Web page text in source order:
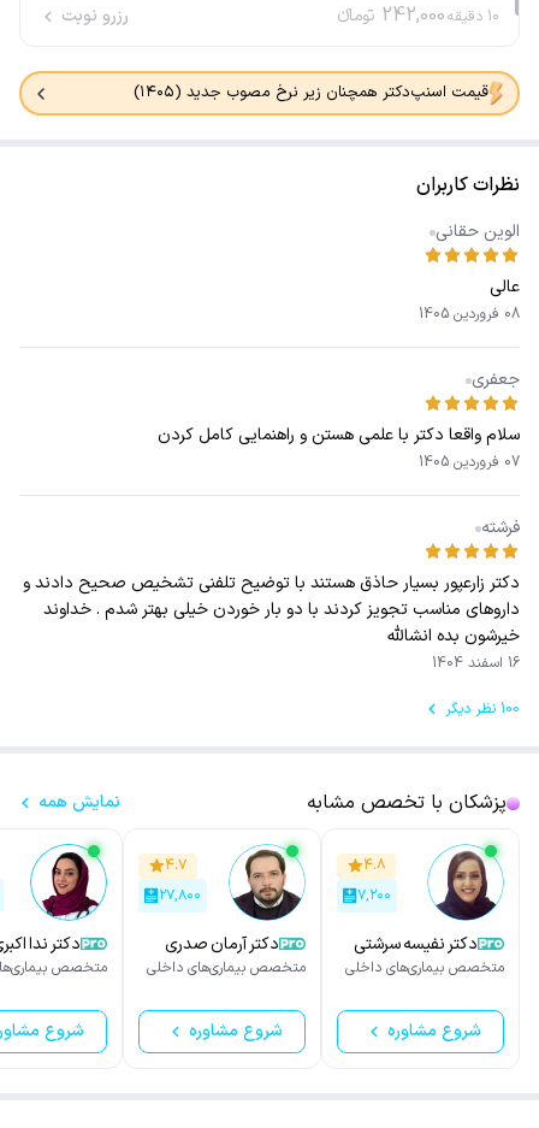
10 دقیقه242,000 تومانء رزرو نوبت
قیمت اسنپ‌دکتر همچنان زیر نرخ مصوب جدید (۱۴۰۵)
نظرات کاربران
الوین حقانی
عالی
08 فروردین 1405
جعفری
سلام واقعا دکتر با علمی هستن و راهنمایی کامل کردن
07 فروردین 1405
فرشته
دکتر زارعپور بسیار حاذق هستند با توضیح تلفنی تشخیص صحیح دادند و
داروهای مناسب تجویز کردند با دو بار خوردن خیلی بهتر شدم . خداوند
خیرشون بده انشالله
16 اسفند 1404
100 نظر دیگر
پزشکان با تخصص مشابه نمایش همه
۴.۸
۷,۲۰۰
دکتر نفیسه سرشتی
متخصص بیماری‌های داخلی
شروع مشاوره
۴.۷
۲۷,۸۰۰
دکتر آرمان صدری
متخصص بیماری‌های داخلی
شروع مشاوره
دکتر ندا
متخصص
شروع